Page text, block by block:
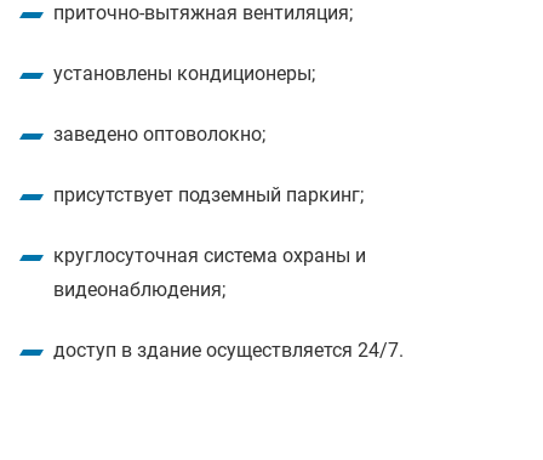
приточно-вытяжная вентиляция;
установлены кондиционеры;
заведено оптоволокно;
присутствует подземный паркинг;
круглосуточная система охраны и
видеонаблюдения;
доступ в здание осуществляется 24/7.